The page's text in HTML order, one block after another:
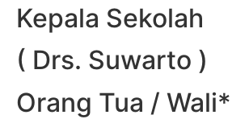
Kepala Sekolah
( Drs. Suwarto )
Orang Tua / Wali*